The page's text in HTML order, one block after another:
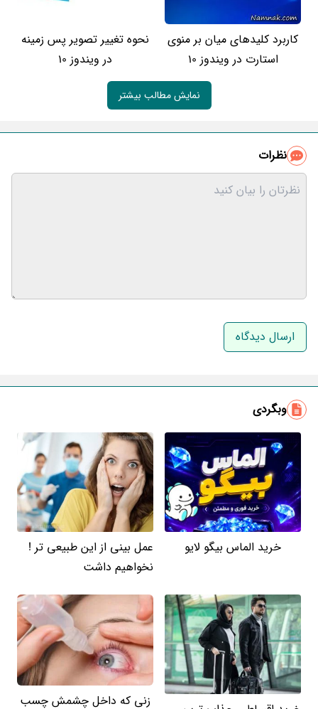
کاربرد کلیدهای میان بر منوی
استارت در ویندوز 10
نحوه تغییر تصویر پس زمینه
در ویندوز 10
نمایش مطالب بیشتر
نظرات
نام و نام خانوادگی
وبگردی
خرید الماس بیگو لایو
عمل بینی از این طبیعی تر !
نخواهیم داشت
زنی که داخل چشمش چسب